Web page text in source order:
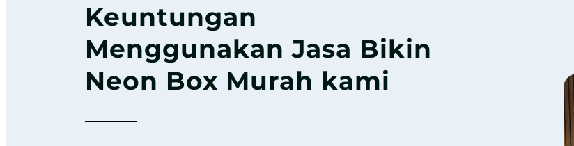
Keuntungan
Menggunakan Jasa Bikin
Neon Box Murah kami